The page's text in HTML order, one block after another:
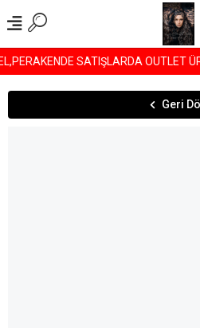
SATIŞLARDA OUTLET
Geri